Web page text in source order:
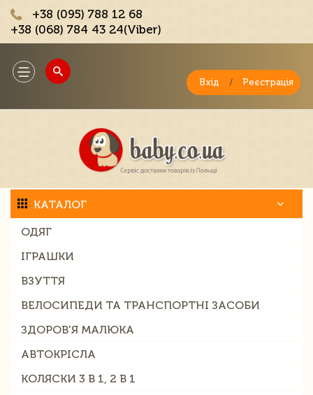
+38 (095) 788 12 68
+38 (068) 784 43 24(Viber)
Toggle
navigation
Вхід / Реєстрація
КАТАЛОГ
ОДЯГ
ІГРАШКИ
ВЗУТТЯ
ВЕЛОСИПЕДИ ТА ТРАНСПОРТНІ ЗАСОБИ
ЗДОРОВ'Я МАЛЮКА
АВТОКРІСЛА
КОЛЯСКИ 3 В 1, 2 В 1